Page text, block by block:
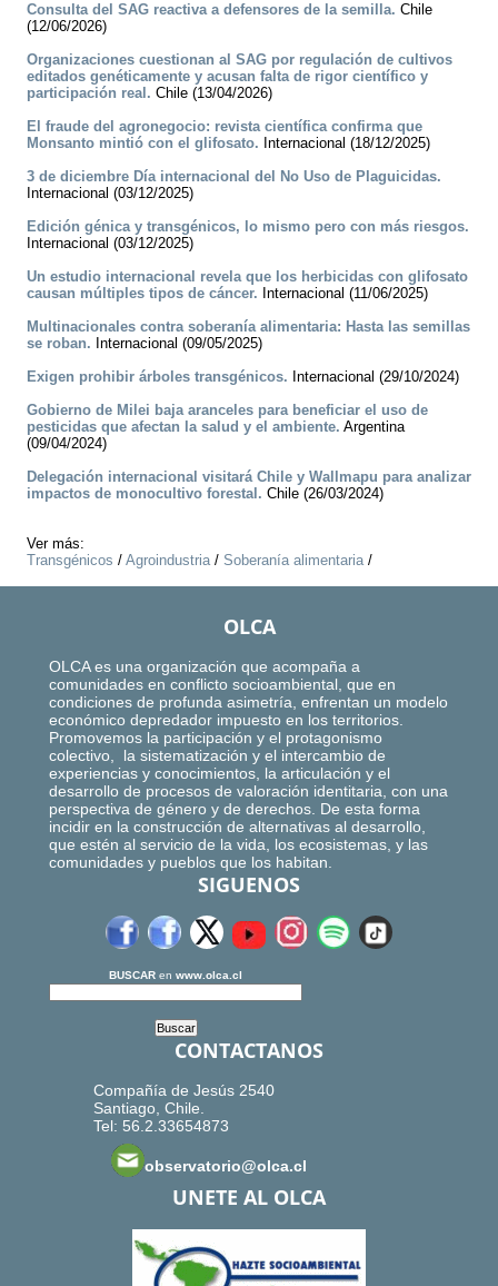
Consulta del SAG reactiva a defensores de la semilla. Chile
(12/06/2026)
Organizaciones cuestionan al SAG por regulación de cultivos
editados genéticamente y acusan falta de rigor científico y
participación real. Chile (13/04/2026)
El fraude del agronegocio: revista científica confirma que
Monsanto mintió con el glifosato. Internacional (18/12/2025)
3 de diciembre Día internacional del No Uso de Plaguicidas.
Internacional (03/12/2025)
Edición génica y transgénicos, lo mismo pero con más riesgos.
Internacional (03/12/2025)
Un estudio internacional revela que los herbicidas con glifosato
causan múltiples tipos de cáncer. Internacional (11/06/2025)
Multinacionales contra soberanía alimentaria: Hasta las semillas
se roban. Internacional (09/05/2025)
Exigen prohibir árboles transgénicos. Internacional (29/10/2024)
Gobierno de Milei baja aranceles para beneficiar el uso de
pesticidas que afectan la salud y el ambiente. Argentina
(09/04/2024)
Delegación internacional visitará Chile y Wallmapu para analizar
impactos de monocultivo forestal. Chile (26/03/2024)
Ver más:
Transgénicos / Agroindustria/ Soberanía alimentaria/
OLCA
OLCA es una organización que acompaña a
comunidades en conflicto socioambiental, que en
condiciones de profunda asimetría, enfrentan un modelo
económico depredador impuesto en los territorios.
Promovemos la participación y el protagonismo
colectivo, la sistematización y el intercambio de
experiencias y conocimientos, la articulación y el
desarrollo de procesos de valoración identitaria, con una
perspectiva de género y de derechos. De esta forma
incidir en la construcción de alternativas al desarrollo,
que estén al servicio de la vida, los ecosistemas, y las
comunidades y pueblos que los habitan.
SIGUENOS
BUSCAR en www.olca.cl
CONTACTANOS
Compañía de Jesús 2540
Santiago, Chile.
Tel: 56.2.33654873
observatorio@olca.cl
UNETE AL OLCA